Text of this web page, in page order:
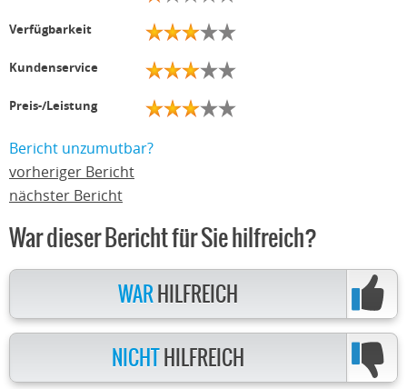
Verfügbarkeit
Kundenservice
Preis-/Leistung
Bericht unzumutbar?
vorheriger Bericht
nächster Bericht
War dieser Bericht für Sie hilfreich?
WAR HILFREICH
NICHT HILFREICH